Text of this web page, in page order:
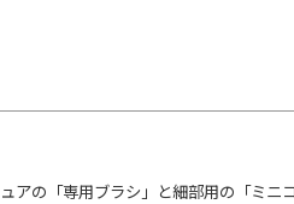
アの「専用ブラシ」と細部用の「ミニ